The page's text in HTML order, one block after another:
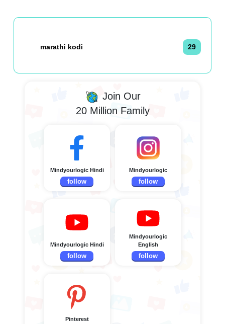
marathi kodi 29
Join Our
20 Million Family
Mindyourlogic Hindi
follow
Mindyourlogic
follow
Mindyourlogic Hindi
follow
Mindyourlogic
English
follow
Pinterest